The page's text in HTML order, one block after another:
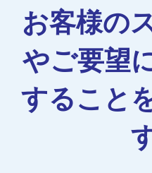
お客様の
やご要望
すること